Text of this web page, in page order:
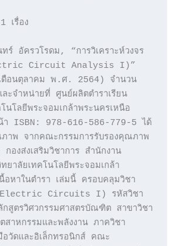
เรื่อง
ร์ อัครวโรดม, “การวิเคราะห์วงจร
Circuit Analysis I)”
อนตุลาคม พ.ศ. 2564) จำนวน
ะจำหน่ายที่ ศูนย์ผลิตตำราเรียน
นโลยีพระจอมเกล้าพระนครเหนือ
า ISBN: 978-616-586-779-5 ได้
ภาพ จากคณะกรรมการรับรองคุณภาพ
กองส่งเสริมวิชาการ สำนักงาน
ยาลัยเทคโนโลยีพระจอมเกล้า
อหาในตำรา เล่มนี้ ครอบคลุมวิชา
(Electric Circuits I) รหัสวิชา
สูตรวิศวกรรมศาสตรบัณฑิต สาขาวิชา
สาหกรรมและพลังงาน ภาควิชา
อวัดและอิเล็กทรอนิกส์ คณะ